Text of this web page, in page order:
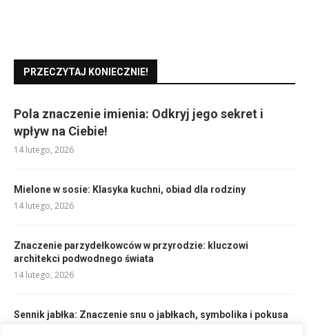
PRZECZYTAJ KONIECZNIE!
Pola znaczenie imienia: Odkryj jego sekret i
wpływ na Ciebie!
14 lutego, 2026
Mielone w sosie: Klasyka kuchni, obiad dla rodziny
14 lutego, 2026
Znaczenie parzydełkowców w przyrodzie: kluczowi
architekci podwodnego świata
14 lutego, 2026
Sennik jabłka: Znaczenie snu o jabłkach, symbolika i pokusa